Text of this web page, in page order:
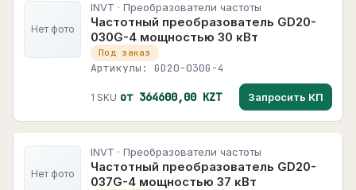
Нет фото
INVT · Преобразователи частоты
Частотный преобразователь GD20-
030G-4 мощностью 30 кВт
Под заказ
Артикулы: GD20-030G-4
1 SKU от 364600,00 KZT Запросить КП
Нет фото
INVT · Преобразователи частоты
Частотный преобразователь GD20-
037G-4 мощностью 37 кВт